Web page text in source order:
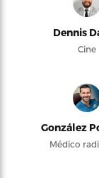
Dennis
Cine
González
Médico